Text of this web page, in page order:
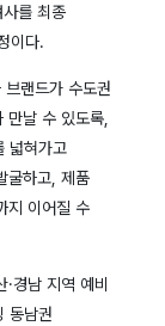
를 최종
이다.
랜드가 수도권
만날 수 있도록,
넓혀가고
굴하고, 제품
지 이어질 수
·경남 지역 예비
동남권